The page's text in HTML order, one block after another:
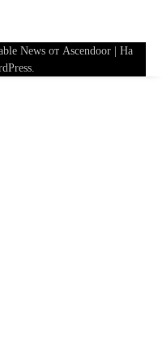
News от Ascendoor| На
.